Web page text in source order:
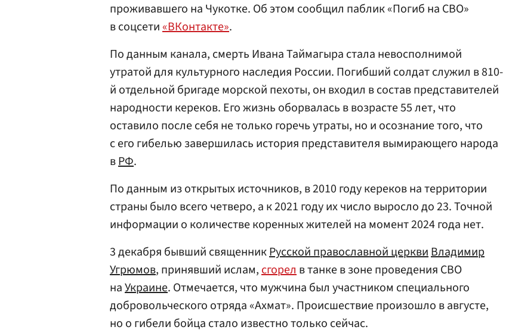
проживавшего на Чукотке. Об этом сообщил паблик «Погиб на СВО»
в соцсети«ВКонтакте».
По данным канала, смерть Ивана Таймагыра стала невосполнимой
утратой для культурного наследия России. Погибший солдат служил в 810-
й отдельной бригаде морской пехоты, он входил в состав представителей
народности кереков. Его жизнь оборвалась в возрасте 55 лет, что
оставило после себя не только горечь утраты, но и осознание того, что
с его гибелью завершилась история представителя вымирающего народа
вРФ.
По данным из открытых источников, в 2010 году кереков на территории
страны было всего четверо, а к 2021 году их число выросло до 23. Точной
информации о количестве коренных жителей на момент 2024 года нет.
3 декабря бывший священникРусской православной церквиВладимир
Угрюмов, принявший ислам,сгорелв танке в зоне проведения СВО
наУкраине. Отмечается, что мужчина был участником специального
добровольческого отряда «Ахмат». Происшествие произошло в августе,
но о гибели бойца стало известно только сейчас.